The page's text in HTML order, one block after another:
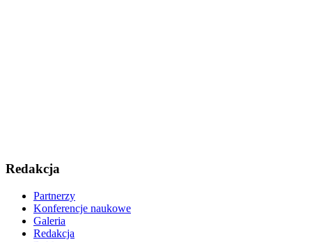
Redakcja
Partnerzy
Konferencje naukowe
Galeria
Redakcja